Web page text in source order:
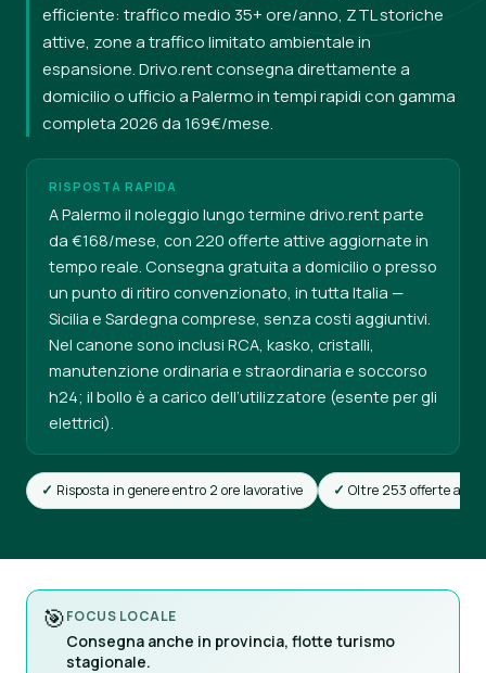
efficiente: traffico medio 35+ ore/anno, ZTL storiche
attive, zone a traffico limitato ambientale in
espansione. Drivo.rent consegna direttamente a
domicilio o ufficio a Palermo in tempi rapidi con gamma
completa 2026 da 169€/mese.
RISPOSTA RAPIDA
A Palermo il noleggio lungo termine drivo.rent parte
da €168/mese, con 220 offerte attive aggiornate in
tempo reale. Consegna gratuita a domicilio o presso
un punto di ritiro convenzionato, in tutta Italia —
Sicilia e Sardegna comprese, senza costi aggiuntivi.
Nel canone sono inclusi RCA, kasko, cristalli,
manutenzione ordinaria e straordinaria e soccorso
h24; il bollo è a carico dell’utilizzatore (esente per gli
elettrici).
Risposta in genere entro 2 ore lavorative Oltre 253 offerte attive
🎯FOCUS LOCALE
Consegna anche in provincia, flotte turismo
stagionale.